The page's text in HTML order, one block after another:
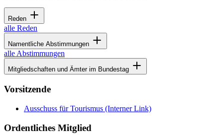
Reden
alle Reden
Namentliche Abstimmungen
alle Abstimmungen
Mitgliedschaften und Ämter im Bundestag
Vorsitzende
Ausschuss für Tourismus (Interner Link)
Ordentliches Mitglied